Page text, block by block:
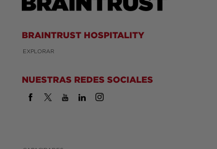
BRAINTRUST HOSPITALITY
EXPLORAR
NUESTRAS REDES SOCIALES